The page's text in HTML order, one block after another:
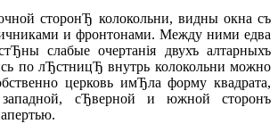
сторонЂ колокольни, видны окна съ
и фронтонами. Между ними едва
слабые очертанiя двухъ алтарныхъ
по лЂстницЂ внутрь колокольни можно
церковь имЂла форму квадрата,
сЂверной и южной сторонъ